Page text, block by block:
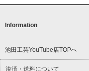
Information
池田工芸YouTube店TOPへ
決済・送料について